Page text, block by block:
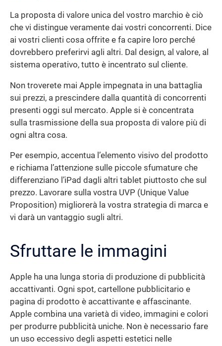
La proposta di valore unica del vostro marchio è ciò
che vi distingue veramente dai vostri concorrenti. Dice
ai vostri clienti cosa offrite e fa capire loro perché
dovrebbero preferirvi agli altri. Dal design, al valore, al
sistema operativo, tutto è incentrato sul cliente.
Non troverete mai Apple impegnata in una battaglia
sui prezzi, a prescindere dalla quantità di concorrenti
presenti oggi sul mercato. Apple si è concentrata
sulla trasmissione della sua proposta di valore più di
ogni altra cosa.
Per esempio, accentua l’elemento visivo del prodotto
e richiama l’attenzione sulle piccole sfumature che
differenziano l’iPad dagli altri tablet piuttosto che sul
prezzo. Lavorare sulla vostra UVP (Unique Value
Proposition) migliorerà la vostra strategia di marca e
vi darà un vantaggio sugli altri.
Sfruttare le immagini
Apple ha una lunga storia di produzione di pubblicità
accattivanti. Ogni spot, cartellone pubblicitario e
pagina di prodotto è accattivante e affascinante.
Apple combina una varietà di video, immagini e colori
per produrre pubblicità uniche. Non è necessario fare
un uso eccessivo degli aspetti estetici nelle